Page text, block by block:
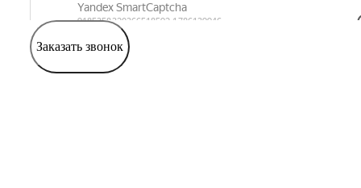
Заказать звонок